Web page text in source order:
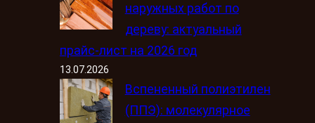
наружных работ по
дереву: актуальный
прайс-лист на 2026 год
13.07.2026
Вспененный полиэтилен
(ППЭ): молекулярное